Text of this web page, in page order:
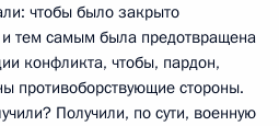
чтобы было закрыто
и тем самым была предотвращена
конфликта, чтобы, пардон,
противоборствующие стороны.
Получили, по сути, военную